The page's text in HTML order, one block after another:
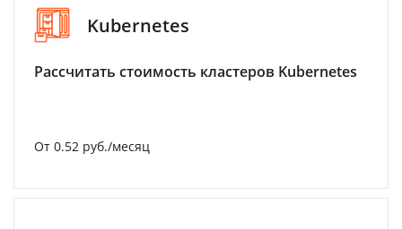
Kubernetes
Рассчитать стоимость кластеров Kubernetes
От 0.52 руб./месяц